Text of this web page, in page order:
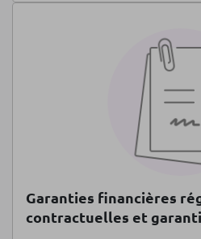
Garanties financières
contractuelles et